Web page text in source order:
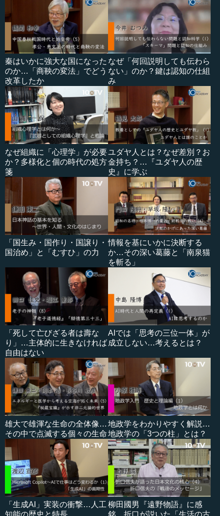
秦はいかに強大な国になった
のか…「商鞅の変法」でどう
改革したか
なぜ「何回説明しても伝わら
ない」のか？鍵は認知の仕組
み
なぜ組織に「心理学」が必要
か？多様化と個の時代の処方
箋
ユダヤ人とは？なぜ差別？お
金持ち？…『ユダヤ人の歴
史』に学ぶ
「国生み・国作り・国譲り・
国治め」と「むすひ」の力
情報を基にいかに決断する
か…その深い葛藤と「南泉猫
を斬る」
「死して亡びざる者は壽な
り」…主体的に生きなければ
自由はない
AIでは「思考の三位一体」が
成立しない…考えるとは？
雄大で雄渾な生命の全体像…
その中で点滅する個々の生命
地政学をわかりやすく解説…
地政学の「3つの柱」とは？
「生成AI」実装の衝撃…人工
知能の歴史と特長
柳田國男『遠野物語』に感
銘、折口が説いた「生活の古